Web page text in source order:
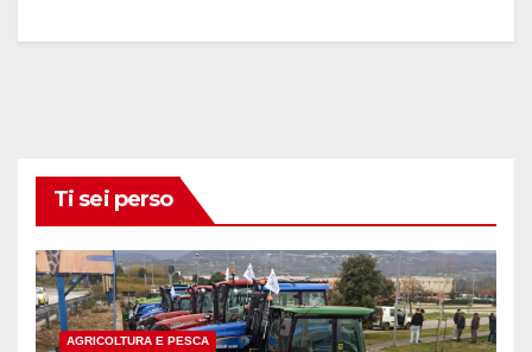
Ti sei perso
AGRICOLTURA E PESCA